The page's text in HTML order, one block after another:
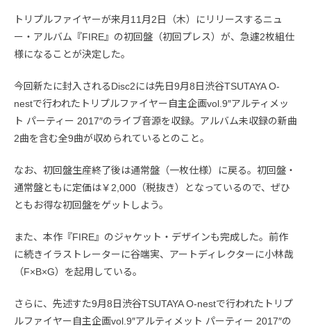
トリプルファイヤーが来月11月2日（木）にリリースするニュ
ー・アルバム『FIRE』の初回盤（初回プレス）が、急遽2枚組仕
様になることが決定した。
今回新たに封入されるDisc2には先日9月8日渋谷TSUTAYA O-
nestで行われたトリプルファイヤー自主企画vol.9″アルティメッ
ト パーティー 2017″のライブ音源を収録。アルバム未収録の新曲
2曲を含む全9曲が収められているとのこと。
なお、初回盤生産終了後は通常盤（一枚仕様）に戻る。初回盤・
通常盤ともに定価は￥2,000（税抜き）となっているので、ぜひ
ともお得な初回盤をゲットしよう。
また、本作『FIRE』のジャケット・デザインも完成した。前作
に続きイラストレーターに谷端実、アートディレクターに小林哉
（F×B×G）を起用している。
さらに、先述すた9月8日渋谷TSUTAYA O-nestで行われたトリプ
ルファイヤー自主企画vol.9″アルティメット パーティー 2017″の